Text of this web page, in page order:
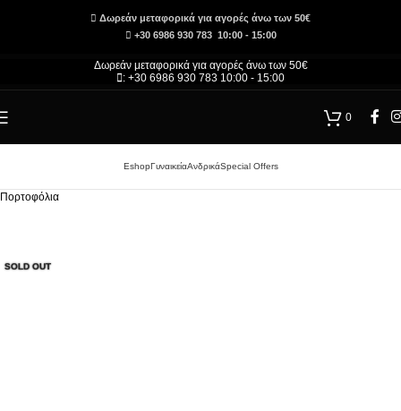
Δωρεάν μεταφορικά για αγορές άνω των 50€
+30 6986 930 783 10:00 - 15:00
Δωρεάν μεταφορικά για αγορές άνω των 50€
: +30 6986 930 783 10:00 - 15:00
0
EshopΓυναικείαΑνδρικάSpecial Offers
Πορτοφόλια
SOLD OUT